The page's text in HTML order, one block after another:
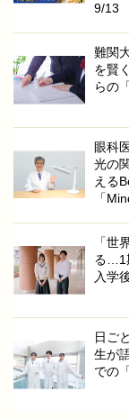
9/13
難関
を賢
らの
眼科
光の
える
「
「世
る…1
入学
日ご
生が
での